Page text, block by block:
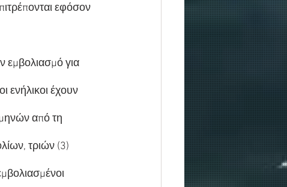
εφόσον
εμβολιασμό για
ενήλικοι έχουν
μηνών από τη
τριών (3)